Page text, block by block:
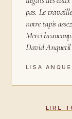
pas. Le
notre tapis
Merci
David Anquetil
LISA
LIRE